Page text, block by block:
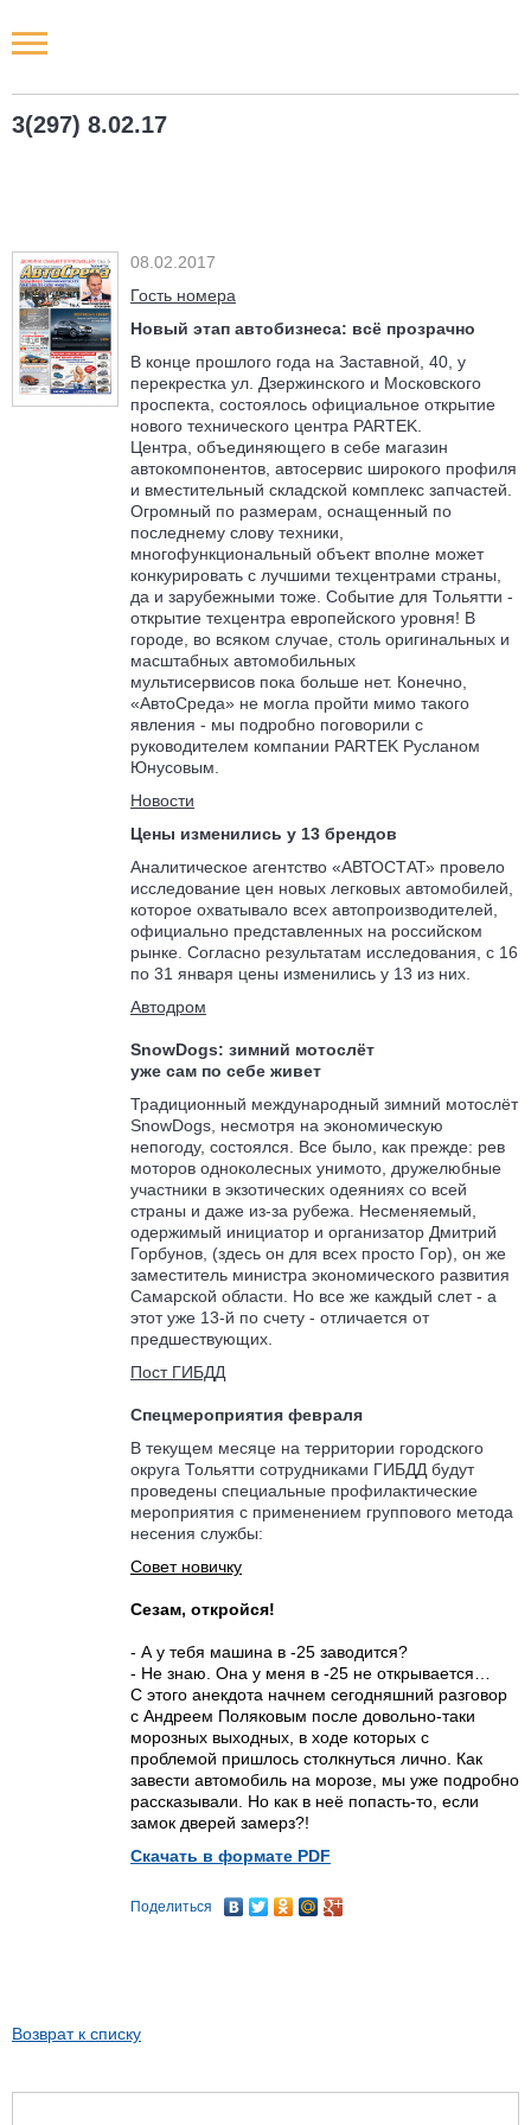
3(297) 8.02.17
08.02.2017
Гость номера
Новый этап автобизнеса: всё прозрачно
В конце прошлого года на Заставной, 40, у
перекрестка ул. Дзержинского и Московского
проспекта, состоялось официальное открытие
нового технического центра PARTEK.
Центра, объединяющего в себе магазин
автокомпонентов, автосервис широкого профиля
и вместительный складской комплекс запчастей.
Огромный по размерам, оснащенный по
последнему слову техники,
многофункциональный объект вполне может
конкурировать с лучшими техцентрами страны,
да и зарубежными тоже. Событие для Тольятти -
открытие техцентра европейского уровня! В
городе, во всяком случае, столь оригинальных и
масштабных автомобильных
мультисервисов пока больше нет. Конечно,
«АвтоСреда» не могла пройти мимо такого
явления - мы подробно поговорили с
руководителем компании PARTEK Русланом
Юнусовым.
Новости
Цены изменились у 13 брендов
Аналитическое агентство «АВТОСТАТ» провело
исследование цен новых легковых автомобилей,
которое охватывало всех автопроизводителей,
официально представленных на российском
рынке. Согласно результатам исследования, с 16
по 31 января цены изменились у 13 из них.
Автодром
SnowDogs: зимний мотослёт
уже сам по себе живет
Традиционный международный зимний мотослёт
SnowDogs, несмотря на экономическую
непогоду, состоялся. Все было, как прежде: рев
моторов одноколесных унимото, дружелюбные
участники в экзотических одеяниях со всей
страны и даже из-за рубежа. Несменяемый,
одержимый инициатор и организатор Дмитрий
Горбунов, (здесь он для всех просто Гор), он же
заместитель министра экономического развития
Самарской области. Но все же каждый слет - а
этот уже 13-й по счету - отличается от
предшествующих.
Пост ГИБДД
Спецмероприятия февраля
В текущем месяце на территории городского
округа Тольятти сотрудниками ГИБДД будут
проведены специальные профилактические
мероприятия с применением группового метода
несения службы:
Совет новичку
Сезам, откройся!
- А у тебя машина в -25 заводится?
- Не знаю. Она у меня в -25 не открывается…
С этого анекдота начнем сегодняшний разговор
с Андреем Поляковым после довольно-таки
морозных выходных, в ходе которых с
проблемой пришлось столкнуться лично. Как
завести автомобиль на морозе, мы уже подробно
рассказывали. Но как в неё попасть-то, если
замок дверей замерз?!
Скачать в формате PDF
Поделиться
Возврат к списку
Новости РФ
Наши мероприятия
Статьи